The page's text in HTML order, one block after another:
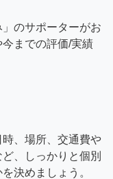
」のサポーターがお
までの評価/実績
、場所、交通費や
、しっかりと個別
決めましょう。